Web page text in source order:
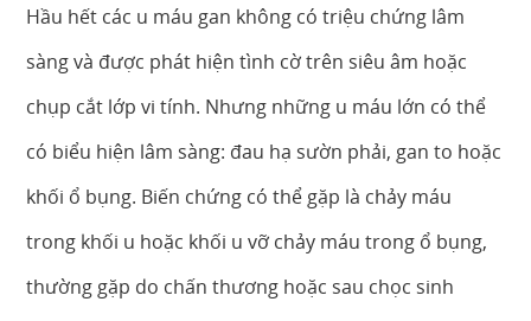
Hầu hết các u máu gan không có triệu chứng lâm
sàng và được phát hiện tình cờ trên siêu âm hoặc
chụp cắt lớp vi tính. Nhưng những u máu lớn có thể
có biểu hiện lâm sàng: đau hạ sườn phải, gan to hoặc
khối ổ bụng. Biến chứng có thể gặp là chảy máu
trong khối u hoặc khối u vỡ chảy máu trong ổ bụng,
thường gặp do chấn thương hoặc sau chọc sinh